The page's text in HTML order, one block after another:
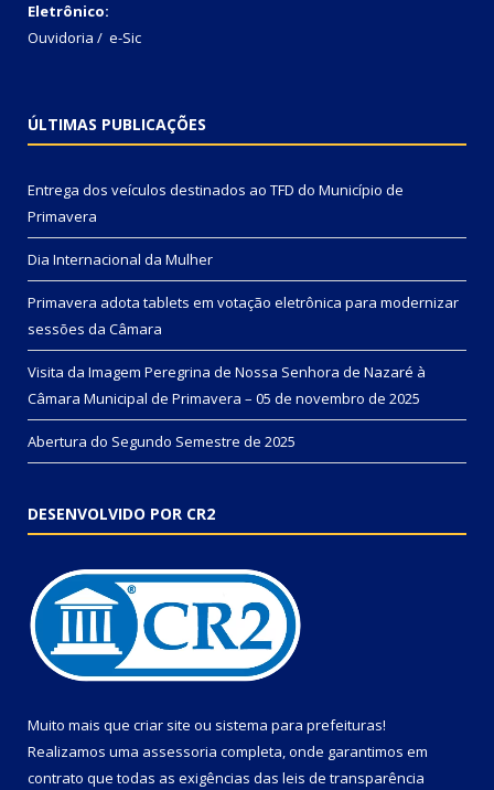
Eletrônico:
Ouvidoria / e-Sic
ÚLTIMAS PUBLICAÇÕES
Entrega dos veículos destinados ao TFD do Município de
Primavera
Dia Internacional da Mulher
Primavera adota tablets em votação eletrônica para modernizar
sessões da Câmara
Visita da Imagem Peregrina de Nossa Senhora de Nazaré à
Câmara Municipal de Primavera – 05 de novembro de 2025
Abertura do Segundo Semestre de 2025
DESENVOLVIDO POR CR2
Muito mais que criar site ou sistema para prefeituras!
Realizamos uma assessoria completa, onde garantimos em
contrato que todas as exigências das leis de transparência